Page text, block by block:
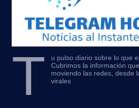
T
u pulso diario sobre lo que
Cubrimos la información
moviendo las redes, desde
virales